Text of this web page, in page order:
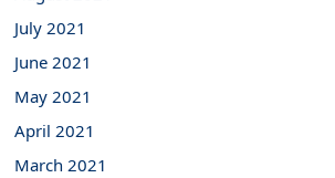
July 2021
June 2021
May 2021
April 2021
March 2021